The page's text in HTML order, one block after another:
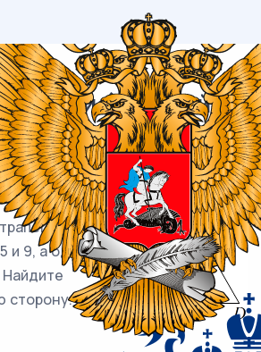
(типовой)
/ База / 12
и 9, а один из
Найдите
сторону.